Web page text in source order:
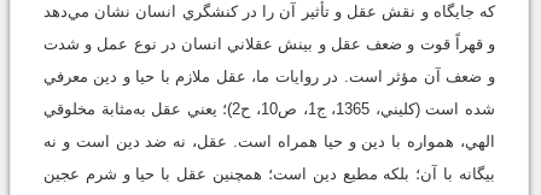
که جايگاه و نقش عقل و تأثير آن را در کنشگري انسان نشان مي‌دهد
و قهراً قوت و ضعف عقل و بينش عقلاني انسان در نوع عمل و شدت
و ضعف آن مؤثر است. در روايات ما، عقل ملازم با حيا و دين معرفي
شده است (کليني، 1365، ج‏1، ص10، ح2)؛ يعني عقل به‌مثابة مخلوقي
الهي، همواره با دين و حيا همراه است. عقل، نه ضد دين است و نه
بيگانه با آن؛ بلکه مطيع دين است؛ همچنين عقل با حيا و شرم عجين